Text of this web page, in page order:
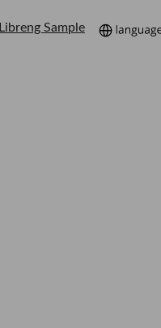
Libreng Sample